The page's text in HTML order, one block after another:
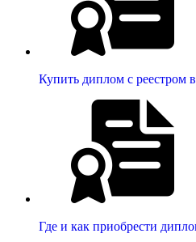
Купить диплом с реестром
Где и как приобрести